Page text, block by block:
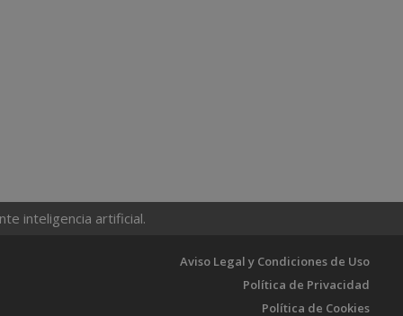
inteligencia artificial.
Aviso Legal y Condiciones de Uso
Política de Privacidad
Política de Cookies